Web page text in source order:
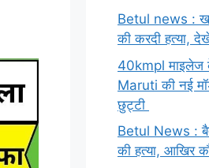
Betul news :
की करदी हत्या,
40kmpl माइलेज
Maruti की नई
छुट्टी
Betul News :
की हत्या, आखिर